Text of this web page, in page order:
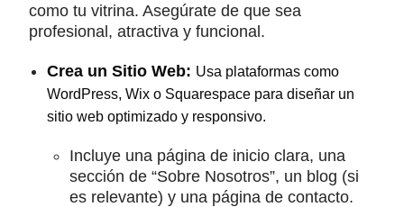
como tu vitrina. Asegúrate de que sea
profesional, atractiva y funcional.
Crea un Sitio Web: Usa plataformas como
WordPress, Wix o Squarespace para diseñar un
sitio web optimizado y responsivo.
Incluye una página de inicio clara, una
sección de “Sobre Nosotros”, un blog (si
es relevante) y una página de contacto.